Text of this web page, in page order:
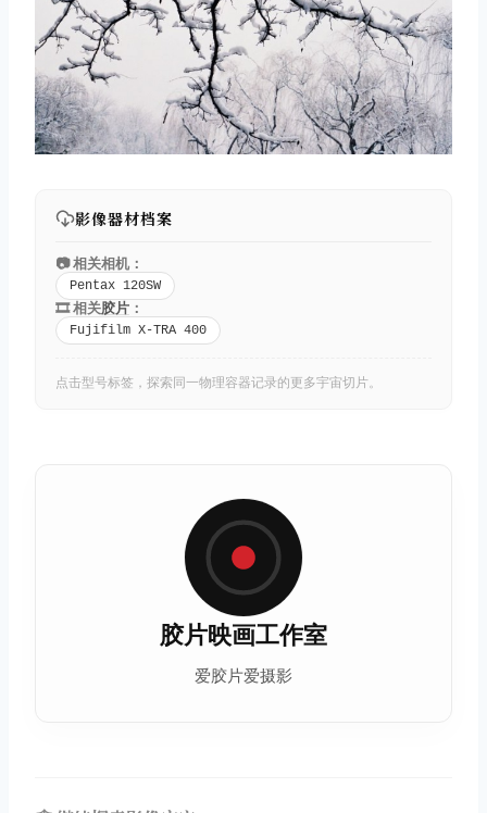
影像器材档案
📷 相关相机：
Pentax 120SW
🎞️ 相关胶片 ：
Fujifilm X-TRA 400
点击型号标签，探索同一物理容器记录的更多宇宙切片。
胶片映画工作室
爱胶片爱摄影